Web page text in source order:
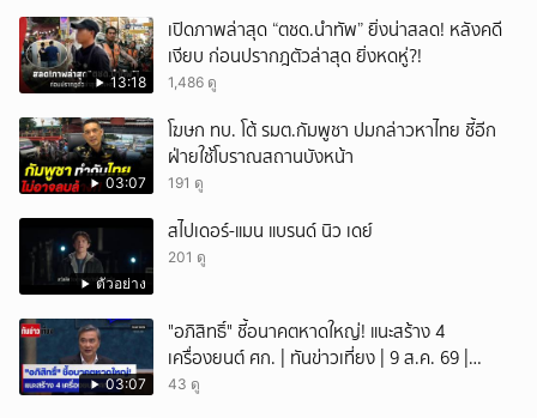
13:18
เปิดภาพล่าสุด “ตชด.นำทัพ” ยิ่งน่าสลด! หลังคดี
เงียบ ก่อนปรากฎตัวล่าสุด ยิ่งหดหู่?!
1,486 ดู
03:07
โฆษก ทบ. โต้ รมต.กัมพูชา ปมกล่าวหาไทย ชี้อีก
ฝ่ายใช้โบราณสถานบังหน้า
191 ดู
ตัวอย่าง
สไปเดอร์-แมน แบรนด์ นิว เดย์
201 ดู
03:07
"อภิสิทธิ์" ชี้อนาคตหาดใหญ่! แนะสร้าง 4
เครื่องยนต์ ศก. | ทันข่าวเที่ยง | 9 ส.ค. 69 |
NationTV22
43 ดู